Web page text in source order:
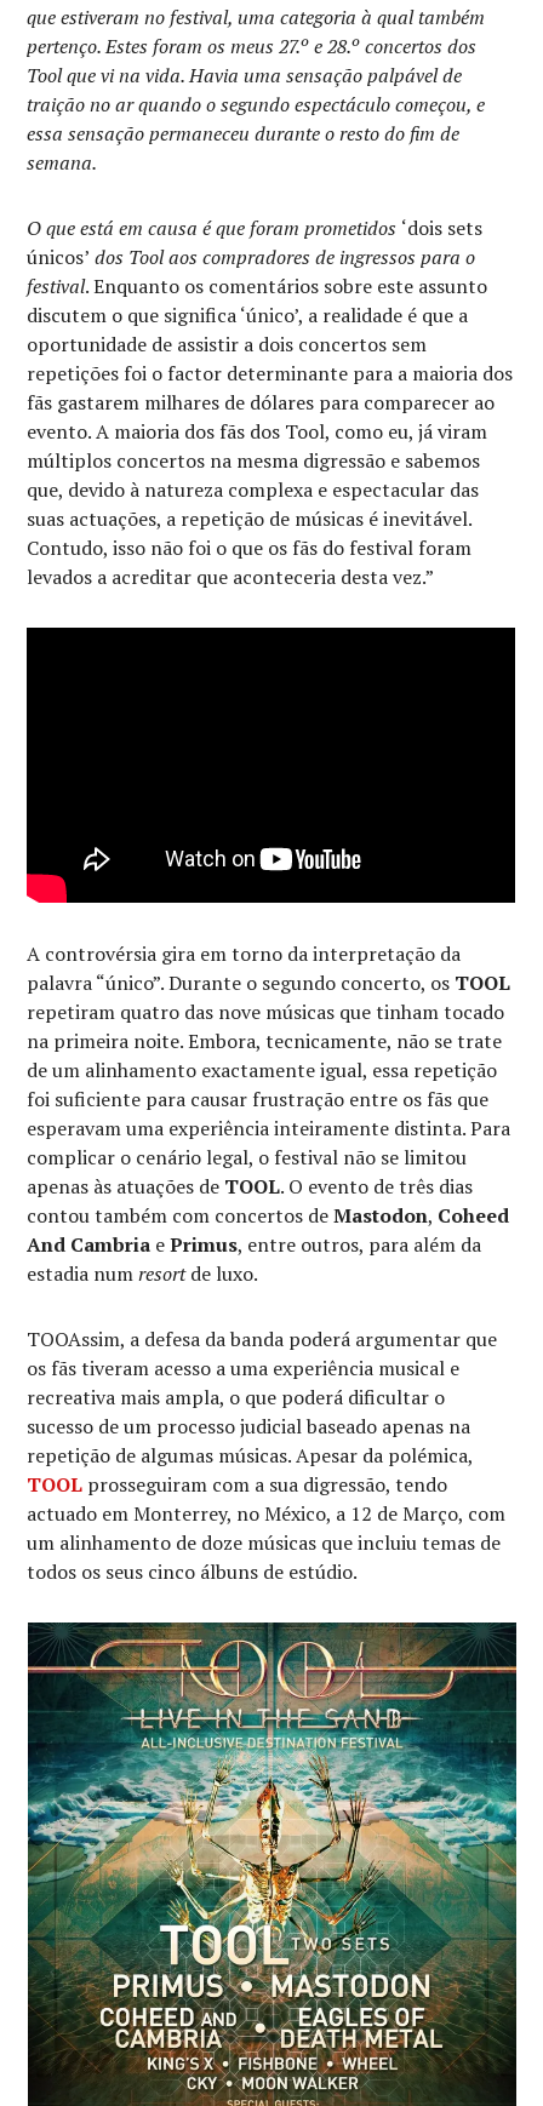
que estiveram no festival, uma categoria à qual também
pertenço. Estes foram os meus 27.º e 28.º concertos dos
Tool que vi na vida. Havia uma sensação palpável de
traição no ar quando o segundo espectáculo começou, e
essa sensação permaneceu durante o resto do fim de
semana.
O que está em causa é que foram prometidos ‘dois sets
únicos’ dos Toolaos compradores de ingressos para o
festival. Enquanto os comentários sobre este assunto
discutem o que significa ‘único’, a realidade é que a
oportunidade de assistir a dois concertos sem
repetições foi o factor determinante para a maioria dos
fãs gastarem milhares de dólares para comparecer ao
evento. A maioria dos fãs dos Tool, como eu, já viram
múltiplos concertos na mesma digressão e sabemos
que, devido à natureza complexa e espectacular das
suas actuações, a repetição de músicas é inevitável.
Contudo, isso não foi o que os fãs do festival foram
levados a acreditar que aconteceria desta vez.”
A controvérsia gira em torno da interpretação da
palavra “único”. Durante o segundo concerto, os TOOL
repetiram quatro das nove músicas que tinham tocado
na primeira noite. Embora, tecnicamente, não se trate
de um alinhamento exactamente igual, essa repetição
foi suficiente para causar frustração entre os fãs que
esperavam uma experiência inteiramente distinta. Para
complicar o cenário legal, o festival não se limitou
apenas às atuações de TOOL. O evento de três dias
contou também com concertos deMastodon, Coheed
And Cambria ePrimus, entre outros, para além da
estadia numresortde luxo.
TOOAssim, a defesa da banda poderá argumentar que
os fãs tiveram acesso a uma experiência musical e
recreativa mais ampla, o que poderá dificultar o
sucesso de um processo judicial baseado apenas na
repetição de algumas músicas. Apesar da polémica,
TOOL prosseguiram com a sua digressão, tendo
actuado em Monterrey, no México, a 12 de Março, com
um alinhamento de doze músicas que incluiu temas de
todos os seus cinco álbuns de estúdio.